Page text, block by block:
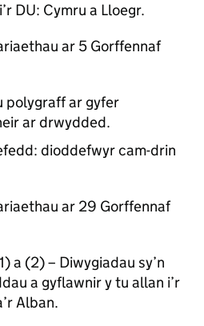
DU: Cymru a Lloegr.
ar 5 Gorffennaf
polygraff ar gyfer
ar drwydded.
dioddefwyr cam-drin
ar 29 Gorffennaf
a (2) – Diwygiadau sy’n
a gyflawnir y tu allan i’r
Alban.